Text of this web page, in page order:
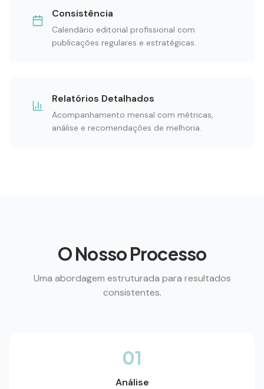
Consistência
Calendário editorial profissional com
publicações regulares e estratégicas.
Relatórios Detalhados
Acompanhamento mensal com métricas,
análise e recomendações de melhoria.
O Nosso Processo
Uma abordagem estruturada para resultados
consistentes.
01
Análise